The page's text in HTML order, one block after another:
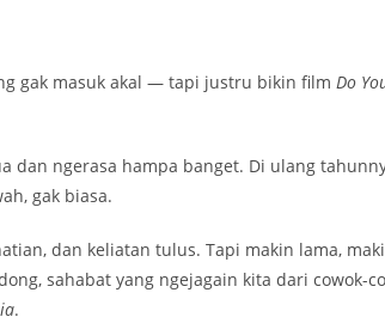
gak masuk akal — tapi justru bikin film Do
dan ngerasa hampa banget. Di ulang
gak biasa.
dan keliatan tulus. Tapi makin lama,
sahabat yang ngejagain kita dari cowok-
.